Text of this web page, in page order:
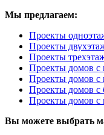
Мы предлагаем:
Проекты
Проекты
Проекты
Проекты домов с
Проекты домов с
Проекты домов с
Проекты домов с
Вы можете выбрать